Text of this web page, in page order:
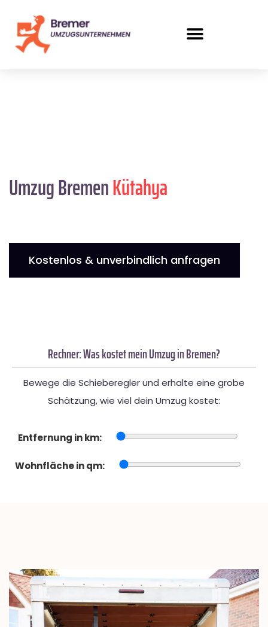
Umzug BremenKütahya
Kostenlos & unverbindlich anfragen
Rechner: Was kostet mein Umzug in Bremen?
Bewege die Schieberegler und erhalte eine grobe
Schätzung, wie viel dein Umzug kostet:
Entfernung in km:
Wohnfläche in qm: